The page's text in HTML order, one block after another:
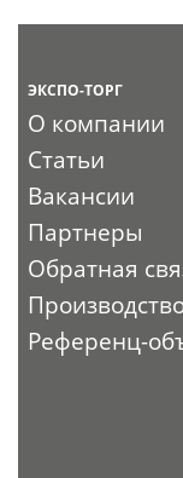
ЭКСПО-ТОРГ
О компании
Статьи
Вакансии
Партнеры
Обратная
Референц-